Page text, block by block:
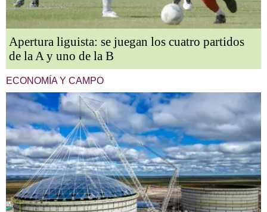
Apertura liguista: se juegan los cuatro partidos
de la A y uno de la B
ECONOMÍA Y CAMPO